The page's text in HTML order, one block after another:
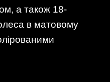
а також 18-
в матовому